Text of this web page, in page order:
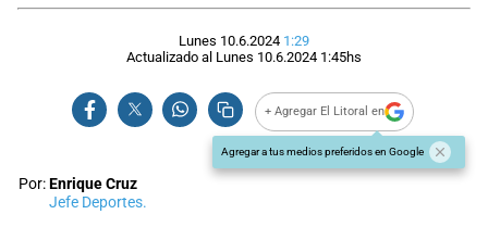
Lunes 10.6.2024 1:29
Actualizado al Lunes 10.6.2024 1:45hs
+ Agregar El Litoral en
Agregar a tus medios preferidos en Google
Por:Enrique Cruz
Jefe Deportes.